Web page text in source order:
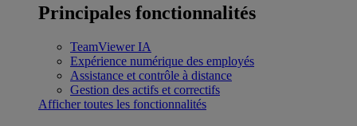
Principales fonctionnalités
TeamViewer IA
Expérience numérique des employés
Assistance et contrôle à distance
Gestion des actifs et correctifs
Afficher toutes les fonctionnalités